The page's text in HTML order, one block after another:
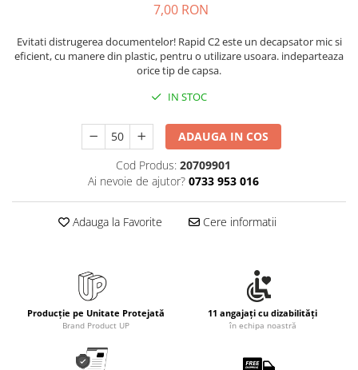
Pixuri metalice
Pixuri cu gel
Creioane mecanice si grafit
Textmarkere
Markere diverse
Tavite documente si suporturi
Ascutitori, radiere, agrafe
Foarfece pentru birou
Curatenie si igiena
7,00 RON
Evitati distrugerea documentelor! Rapid C2 este un decapsator mic si
eficient, cu manere din plastic, pentru o utilizare usoara. indeparteaza
orice tip de capsa.
IN STOC
ADAUGA IN COS
Cod Produs: 20709901
Ai nevoie de ajutor? 0733 953 016
Adauga la Favorite Cere informatii
Producție pe Unitate Protejată
Brand Product UP
11 angajați cu dizabilități
în echipa noastră